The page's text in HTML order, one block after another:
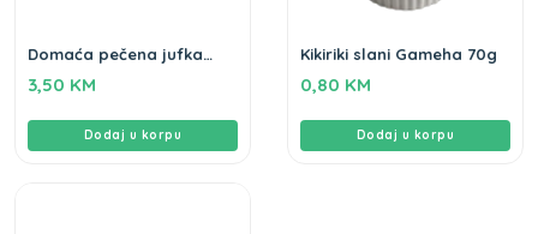
Domaća pečena jufka
3,50 KM
Dodaj u korpu
Kikiriki slani Gameha 70g
0,80 KM
Dodaj u korpu